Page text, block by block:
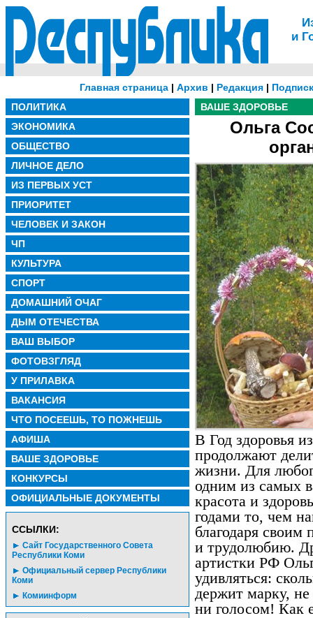
и
Главная страница| Архив | Редакция|
ПОЛИТИКА
ЭКОНОМИКА
ОБЩЕСТВО
ЛИЧНОЕ ДЕЛО
ИЗ ПЕРВЫХ УСТ
ПРИОРИТЕТ
ЧЕЛОВЕК И ЗАКОН
ЧП
КУЛЬТУРА
СПОРТ
ДОМАШНИЙ ОЧАГ
ДЫМ ОТЕЧЕСТВА
ВАШ ВЫБОР
ФОТОВЗГЛЯД
У ПРИЛАВКА
ВАКАНСИЯ
ЧТО ПОСЕЕШЬ, ТО ПОЖНЕШЬ
АФИША
ВАШЕ ЗДОРОВЬЕ
КОНКУРСЫ
ОФИЦИАЛЬНЫЕ ДОКУМЕНТЫ
CСЫЛКИ:
Сайт Государственного Совета
Республики Коми
Официальный сервер Республики
Коми
Комиинформ
ВАШЕ ЗДОРОВЬЕ
Ольга
В Год здоровья
продолжают
жизни. Для
одним из самых
красота и
годами то, чем
благодаря своим
и трудолюбию.
артистки РФ
удивляться:
держит марку,
ни голосом! Как